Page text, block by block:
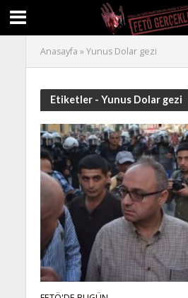
Anasayfa »Yunus Dolar gezi
Etiketler - Yunus Dolar gezi